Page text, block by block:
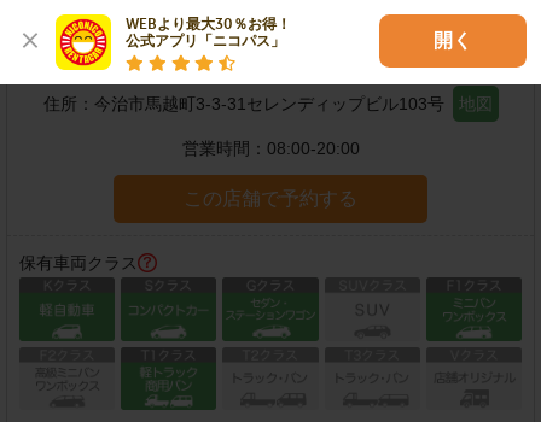
WEBより最大30％お得！
公式アプリ「ニコパス」
開く
今治馬越町店
住所： 今治市馬越町3-3-31セレンディップビル103号 地図
営業時間： 08:00-20:00
この店舗で予約する
保有車両クラス